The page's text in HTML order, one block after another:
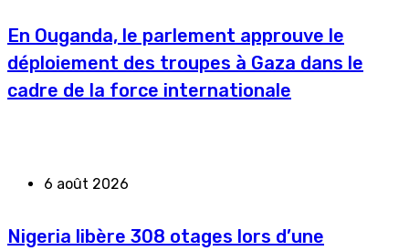
En Ouganda, le parlement approuve le
déploiement des troupes à Gaza dans le
cadre de la force internationale
6 août 2026
Nigeria libère 308 otages lors d’une